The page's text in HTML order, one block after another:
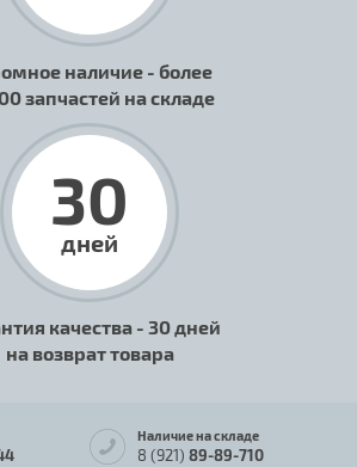
наличие - более
запчастей на складе
30
дней
качества - 30 дней
на возврат товара
Наличие на складе
8 (921) 89-89-710